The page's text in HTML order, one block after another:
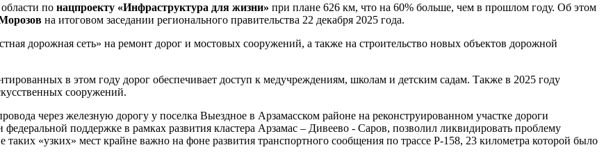
по нацпроекту «Инфраструктура для жизни» при плане 626 км, что на 60% больше, чем в прошлом году. Об этом
на итоговом заседании регионального правительства 22 декабря 2025 года.
дорожная сеть» на ремонт дорог и мостовых сооружений, а также на строительство новых объектов дорожной
в этом году дорог обеспечивает доступ к медучреждениям, школам и детским садам. Также в 2025 году
сооружений.
через железную дорогу у поселка Выездное в Арзамасском районе на реконструированном участке дороги
поддержке в рамках развития кластера Арзамас – Дивеево - Саров, позволил ликвидировать проблему
таких «узких» мест крайне важно на фоне развития транспортного сообщения по трассе Р-158, 23 километра которой было